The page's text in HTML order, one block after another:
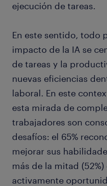
ejecución de tareas.
En este sentido, todo
impacto de la IA se
de tareas y la
nuevas eficiencias
laboral. En este
esta mirada de
trabajadores son
desafíos: el 65%
mejorar sus
más de la mitad
activamente